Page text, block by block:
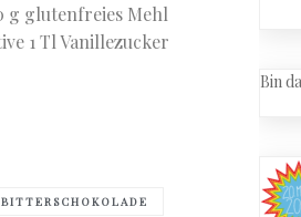
g glutenfreies Mehl
1 Tl Vanillezucker
Bin